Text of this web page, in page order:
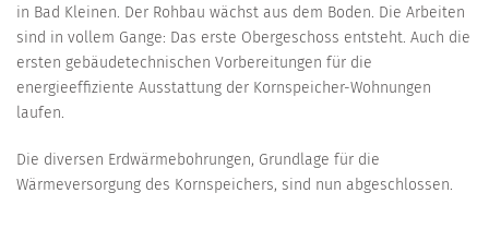
in Bad Kleinen. Der Rohbau wächst aus dem Boden. Die Arbeiten
sind in vollem Gange: Das erste Obergeschoss entsteht. Auch die
ersten gebäudetechnischen Vorbereitungen für die
energieeffiziente Ausstattung der Kornspeicher-Wohnungen
laufen.
Die diversen Erdwärmebohrungen, Grundlage für die
Wärmeversorgung des Kornspeichers, sind nun abgeschlossen.